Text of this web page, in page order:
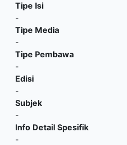
Tipe Isi
-
Tipe Media
-
Tipe Pembawa
-
Edisi
-
Subjek
-
Info Detail Spesifik
-